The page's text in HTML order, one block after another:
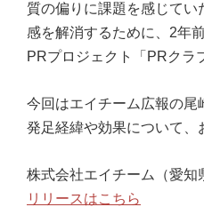
質の偏りに課題を感じてい
感を解消するために、2年
PRプロジェクト「PRクラ
今回はエイチーム広報の
発足経緯や効果について、
株式会社エイチーム（愛知
リリースはこちら